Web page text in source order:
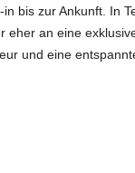
in bis zur Ankunft. In
eher an eine
und eine